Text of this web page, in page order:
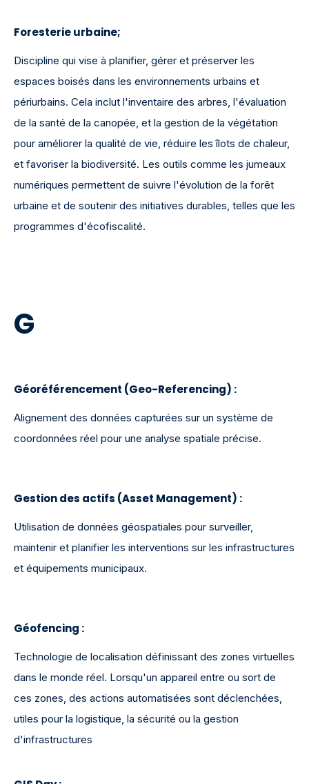
Foresterie urbaine;
Discipline qui vise à planifier, gérer et préserver les
espaces boisés dans les environnements urbains et
périurbains. Cela inclut l'inventaire des arbres, l'évaluation
de la santé de la canopée, et la gestion de la végétation
pour améliorer la qualité de vie, réduire les îlots de chaleur,
et favoriser la biodiversité. Les outils comme les jumeaux
numériques permettent de suivre l'évolution de la forêt
urbaine et de soutenir des initiatives durables, telles que les
programmes d'écofiscalité.
G
Géoréférencement (Geo-Referencing) :
Alignement des données capturées sur un système de
coordonnées réel pour une analyse spatiale précise.
Gestion des actifs (Asset Management) :
Utilisation de données géospatiales pour surveiller,
maintenir et planifier les interventions sur les infrastructures
et équipements municipaux.
Géofencing :
Technologie de localisation définissant des zones virtuelles
dans le monde réel. Lorsqu'un appareil entre ou sort de
ces zones, des actions automatisées sont déclenchées,
utiles pour la logistique, la sécurité ou la gestion
d'infrastructures